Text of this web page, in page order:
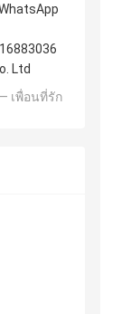
Ltd
เพื่อนที่รัก